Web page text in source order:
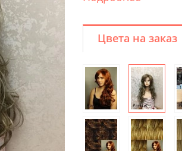
Цвета на заказ